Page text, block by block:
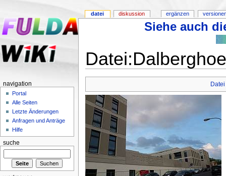
Siehe auch
Datei
datei diskussion ergänzen
navigation
Portal
Alle Seiten
Letzte Änderungen
Anfragen und Anträge
Hilfe
suche